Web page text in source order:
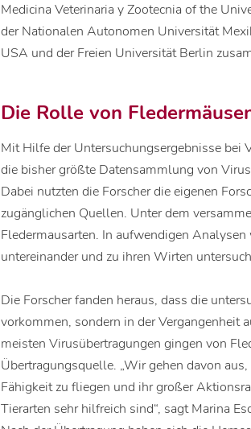
Medicina Veterinaria y Zootecnia of the
der Nationalen Autonomen Universität
USA und der Freien Universität Berlin
Die Rolle von
Mit Hilfe der Untersuchungsergebnisse
die bisher größte Datensammlung von
Dabei nutzten die Forscher die eigenen
zugänglichen Quellen. Unter dem
Fledermausarten. In aufwendigen
untereinander und zu ihren Wirten
Die Forscher fanden heraus, dass die
vorkommen, sondern in der Vergangenheit
meisten Virusübertragungen gingen von
Übertragungsquelle. „Wir gehen davon
Fähigkeit zu fliegen und ihr großer
Tierarten sehr hilfreich sind“, sagt Marina